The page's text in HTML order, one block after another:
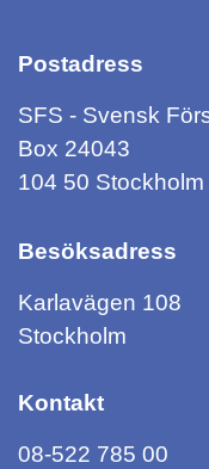
Postadress
SFS - Svensk
Box 24043
104 50 Stockholm
Besöksadress
Karlavägen 108
Stockholm
Kontakt
08-522 785 00